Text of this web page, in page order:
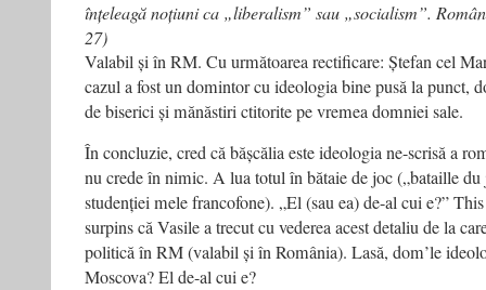
înțeleagă noțiuni ca „liberalism” sau „socialism”.
27)
Valabil și în RM. Cu următoarea rectificare: Ștefan cel
cazul a fost un domintor cu ideologia bine pusă la punct,
de biserici și mănăstiri ctitorite pe vremea domniei sale.
În concluzie, cred că bășcălia este ideologia ne-scrisă a
nu crede în nimic. A lua totul în bătaie de joc („bataille
studenției mele francofone). „El (sau ea) de-al cui e?”
surpins că Vasile a trecut cu vederea acest detaliu de la
politică în RM (valabil și în România). Lasă, dom’le
Moscova? El de-al cui e?